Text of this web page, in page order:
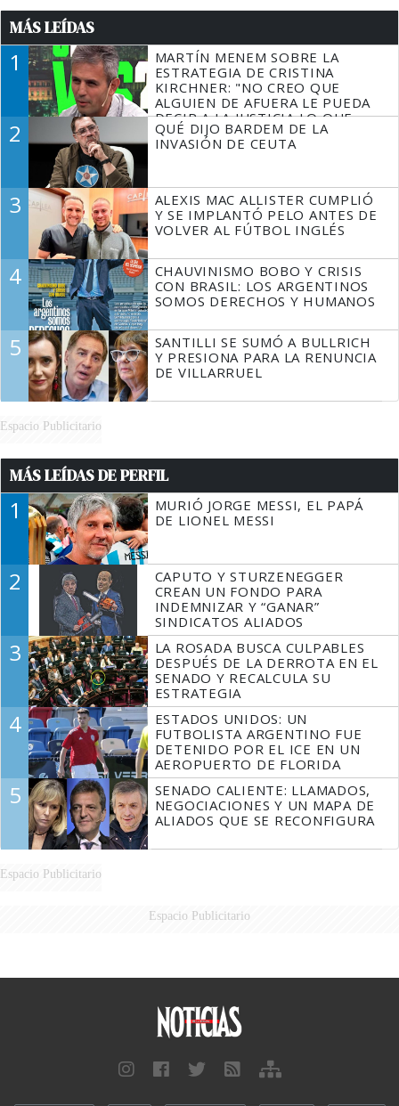
MÁS LEÍDAS
1
MARTÍN MENEM SOBRE LA
ESTRATEGIA DE CRISTINA
KIRCHNER: "NO CREO QUE
ALGUIEN DE AFUERA LE PUEDA
DECIR A LA JUSTICIA LO QUE
TIENE QUE HACER"
2
QUÉ DIJO BARDEM DE LA
INVASIÓN DE CEUTA
3
ALEXIS MAC ALLISTER CUMPLIÓ
Y SE IMPLANTÓ PELO ANTES DE
VOLVER AL FÚTBOL INGLÉS
4
CHAUVINISMO BOBO Y CRISIS
CON BRASIL: LOS ARGENTINOS
SOMOS DERECHOS Y HUMANOS
5
SANTILLI SE SUMÓ A BULLRICH
Y PRESIONA PARA LA RENUNCIA
DE VILLARRUEL
Espacio Publicitario
MÁS LEÍDAS DE PERFIL
1
MURIÓ JORGE MESSI, EL PAPÁ
DE LIONEL MESSI
2
CAPUTO Y STURZENEGGER
CREAN UN FONDO PARA
INDEMNIZAR Y “GANAR”
SINDICATOS ALIADOS
3
LA ROSADA BUSCA CULPABLES
DESPUÉS DE LA DERROTA EN EL
SENADO Y RECALCULA SU
ESTRATEGIA
4
ESTADOS UNIDOS: UN
FUTBOLISTA ARGENTINO FUE
DETENIDO POR EL ICE EN UN
AEROPUERTO DE FLORIDA
5
SENADO CALIENTE: LLAMADOS,
NEGOCIACIONES Y UN MAPA DE
ALIADOS QUE SE RECONFIGURA
Espacio Publicitario
Espacio Publicitario